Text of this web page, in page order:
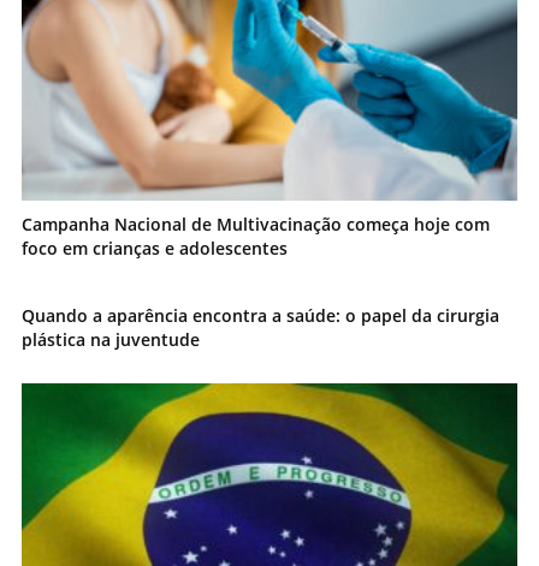
Campanha Nacional de Multivacinação começa hoje com
foco em crianças e adolescentes
Quando a aparência encontra a saúde: o papel da cirurgia
plástica na juventude